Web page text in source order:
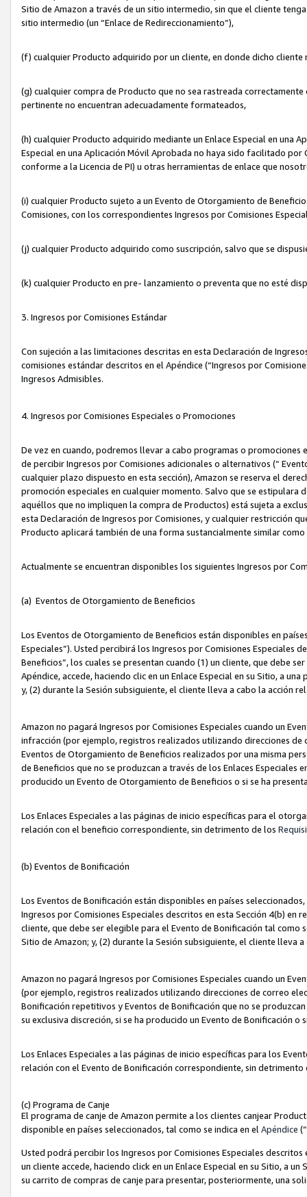
Sitio de Amazon a través de un sitio intermedio, sin que el cliente
sitio intermedio (un “Enlace de Redireccionamiento”),
(f) cualquier Producto adquirido por un cliente, en donde dicho
(g) cualquier compra de Producto que no sea rastreada
pertinente no encuentran adecuadamente formateados,
(h) cualquier Producto adquirido mediante un Enlace Especial en una
Especial en una Aplicación Móvil Aprobada no haya sido facilitado
conforme a la Licencia de PI) u otras herramientas de enlace que
(i) cualquier Producto sujeto a un Evento de Otorgamiento de
Comisiones, con los correspondientes Ingresos por Comisiones
(j) cualquier Producto adquirido como suscripción, salvo que se
(k) cualquier Producto en pre- lanzamiento o preventa que no esté
3. Ingresos por Comisiones Estándar
Con sujeción a las limitaciones descritas en esta Declaración de
comisiones estándar descritos en el Apéndice (“Ingresos por
Ingresos Admisibles.
4. Ingresos por Comisiones Especiales o Promociones
De vez en cuando, podremos llevar a cabo programas o
de percibir Ingresos por Comisiones adicionales o alternativos (“
cualquier plazo dispuesto en esta sección), Amazon se reserva el
promoción especiales en cualquier momento. Salvo que se
aquéllos que no impliquen la compra de Productos) está sujeta a
esta Declaración de Ingresos por Comisiones, y cualquier restricción
Producto aplicará también de una forma sustancialmente similar
Actualmente se encuentran disponibles los siguientes Ingresos por
(a) Eventos de Otorgamiento de Beneficios
Los Eventos de Otorgamiento de Beneficios están disponibles en
Especiales”). Usted percibirá los Ingresos por Comisiones Especiales
Beneficios”, los cuales se presentan cuando (1) un cliente, que debe
Apéndice, accede, haciendo clic en un Enlace Especial en su Sitio, a
y, (2) durante la Sesión subsiguiente, el cliente lleva a cabo la acción
Amazon no pagará Ingresos por Comisiones Especiales cuando un
infracción (por ejemplo, registros realizados utilizando direcciones
Eventos de Otorgamiento de Beneficios realizados por una misma
de Beneficios que no se produzcan a través de los Enlaces Especiales
producido un Evento de Otorgamiento de Beneficios o si se ha
Los Enlaces Especiales a las páginas de inicio específicas para el
relación con el beneficio correspondiente, sin detrimento de los
(b) Eventos de Bonificación
Los Eventos de Bonificación están disponibles en países
Ingresos por Comisiones Especiales descritos en esta Sección 4(b) en
cliente, que debe ser elegible para el Evento de Bonificación tal como
Sitio de Amazon; y, (2) durante la Sesión subsiguiente, el cliente lleva
Amazon no pagará Ingresos por Comisiones Especiales cuando un
(por ejemplo, registros realizados utilizando direcciones de correo
Bonificación repetitivos y Eventos de Bonificación que no se
su exclusiva discreción, si se ha producido un Evento de Bonificación
Los Enlaces Especiales a las páginas de inicio específicas para los
relación con el Evento de Bonificación correspondiente, sin
(c) Programa de Canje
El programa de canje de Amazon permite a los clientes canjear
disponible en países seleccionados, tal como se indica en el Apéndice
Usted podrá percibir los Ingresos por Comisiones Especiales
un cliente accede, haciendo click en un Enlace Especial en su Sitio, a
su carrito de compras de canje para presentar, posteriormente, una